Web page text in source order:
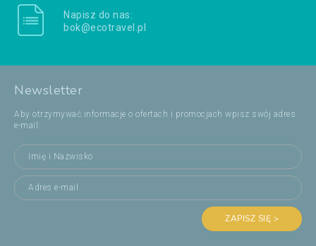
Napisz do nas:
bok@ecotravel.pl
Newsletter
Aby otrzymywać informacje o ofertach i promocjach wpisz swój adres
e-mail:
ZAPISZ SIĘ >